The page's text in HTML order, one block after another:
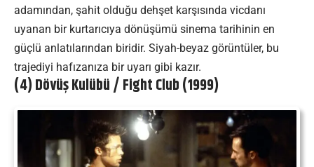
adamından, şahit olduğu dehşet karşısında vicdanı
uyanan bir kurtarıcıya dönüşümü sinema tarihinin en
güçlü anlatılarından biridir. Siyah-beyaz görüntüler, bu
trajediyi hafızanıza bir uyarı gibi kazır.
(4) Dövüş Kulübü / Fight Club (1999)